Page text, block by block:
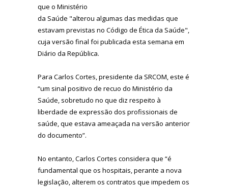
que o Ministério
da Saúde "alterou algumas das medidas que
estavam previstas no Código de Ética da Saúde",
cuja versão final foi publicada esta semana em
Diário da República.
Para Carlos Cortes, presidente da SRCOM, este é
“um sinal positivo de recuo do Ministério da
Saúde, sobretudo no que diz respeito à
liberdade de expressão dos profissionais de
saúde, que estava ameaçada na versão anterior
do documento”.
No entanto, Carlos Cortes considera que “é
fundamental que os hospitais, perante a nova
legislação, alterem os contratos que impedem os